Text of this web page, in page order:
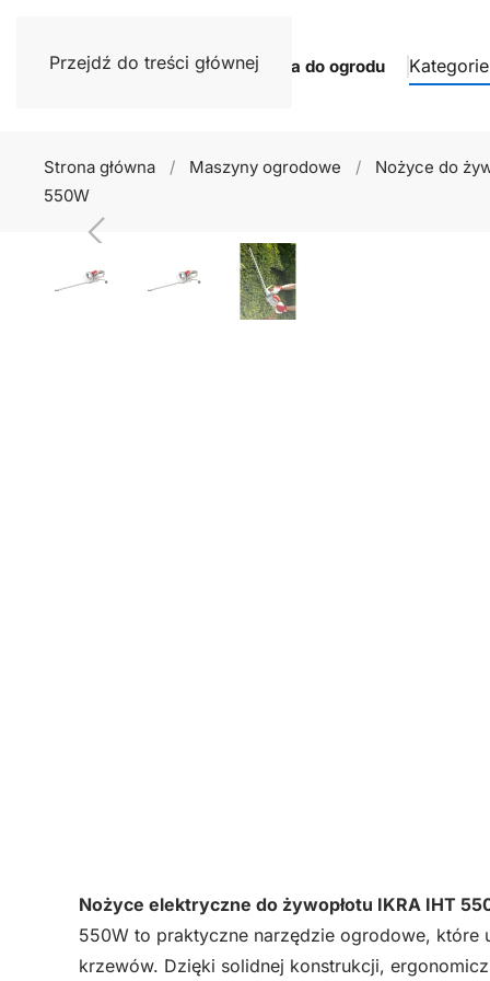
Przejdź do treści głównejNarzędzia do ogrodu Kategorie
Strona główna Maszyny ogrodowe
Nożyce do
550W
Nożyce elektryczne do żywopłotu IKRA IHT
550W to praktyczne narzędzie ogrodowe, które
krzewów. Dzięki solidnej konstrukcji,